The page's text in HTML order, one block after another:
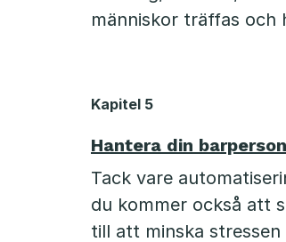
människor träffas och
Kapitel 5
Hantera din
Tack vare
du kommer också att
till att minska